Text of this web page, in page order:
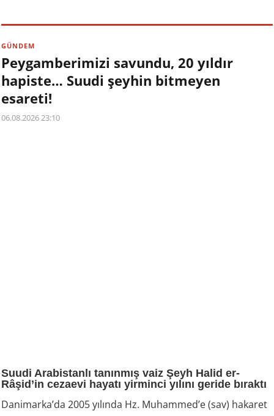
GÜNDEM
Peygamberimizi savundu, 20 yıldır
hapiste… Suudi şeyhin bitmeyen
esareti!
06.08.2026 23:10
Suudi Arabistanlı tanınmış vaiz Şeyh Halid er-
Râşid’in cezaevi hayatı yirminci yılını geride bıraktı
Danimarka’da 2005 yılında Hz. Muhammed’e (sav) hakaret